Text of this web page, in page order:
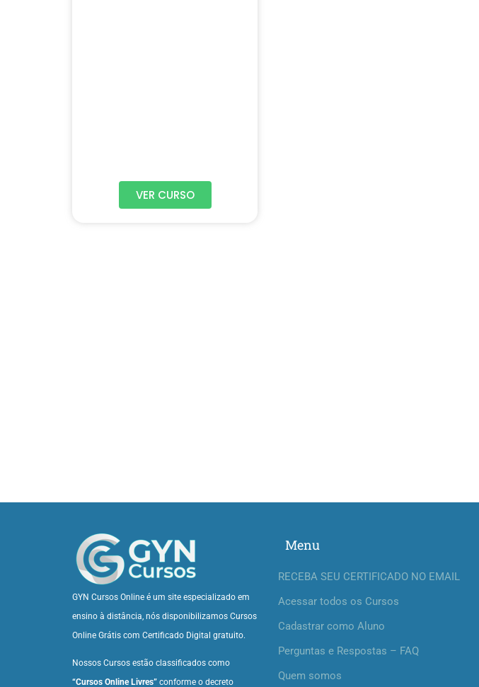
VER CURSO
GYN Cursos Online é um site especializado em
ensino à distância, nós disponibilizamos Cursos
Online Grátis com Certificado Digital gratuito.
Nossos Cursos estão classificados como
“Cursos Online Livres” conforme o decreto
Menu
RECEBA SEU CERTIFICADO NO EMAIL
Acessar todos os Cursos
Cadastrar como Aluno
Perguntas e Respostas – FAQ
Quem somos